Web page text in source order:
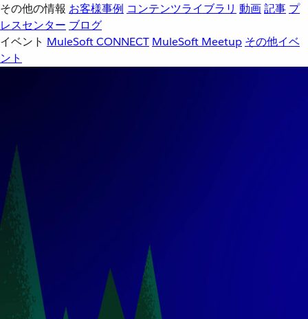
その他の情報 お客様事例 コンテンツライブラリ 動画記事 プ
レスセンター ブログ
イベント MuleSoft CONNECT MuleSoft Meetup その他イベ
ント